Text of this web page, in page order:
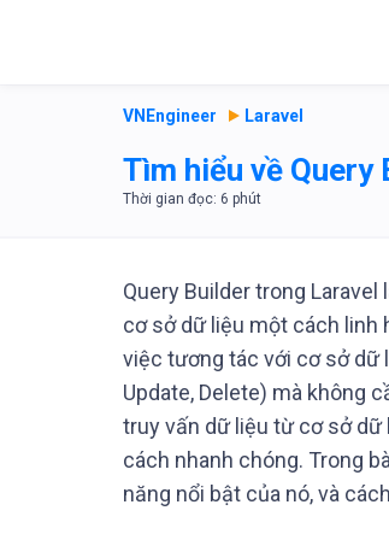
VNEngineer Laravel
Tìm hiểu về
Query Builder trong
cơ sở dữ liệu một cách linh
việc tương tác với cơ sở dữ
Update, Delete) mà không
truy vấn dữ liệu từ cơ sở dữ
cách nhanh chóng. Trong
năng nổi bật của nó, và